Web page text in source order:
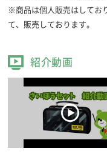
※商品は個人販売はしてお
て、販売しております。
紹介動画